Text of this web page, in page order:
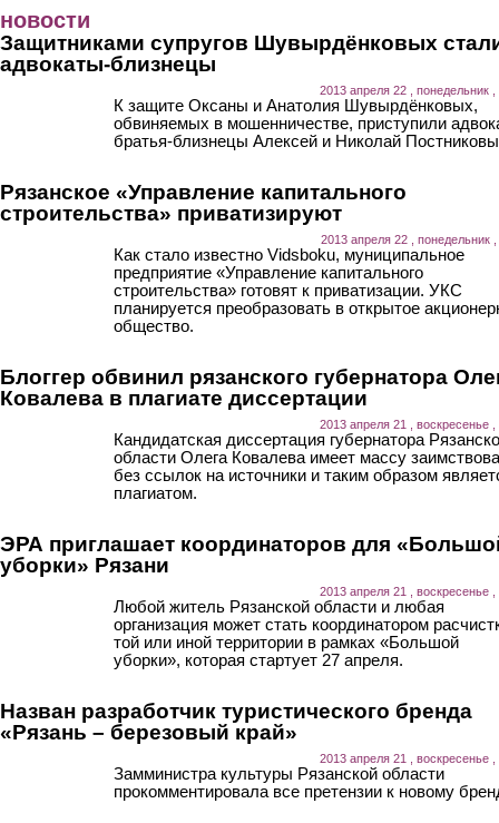
новости
Защитниками супругов Шувырдёнковых
адвокаты-близнецы
2013 апреля 22 , понедельник ,
К защите Оксаны и Анатолия Шувырдёнковых,
обвиняемых в мошенничестве, приступили
братья-близнецы Алексей и Николай
Рязанское «Управление капитального
строительства» приватизируют
2013 апреля 22 , понедельник ,
Как стало известно Vidsboku, муниципальное
предприятие «Управление капитального
строительства» готовят к приватизации. УКС
планируется преобразовать в открытое
общество.
Блоггер обвинил рязанского губернатора
Ковалева в плагиате диссертации
2013 апреля 21 , воскресенье ,
Кандидатская диссертация губернатора
области Олега Ковалева имеет массу
без ссылок на источники и таким образом
плагиатом.
ЭРА приглашает координаторов для
уборки» Рязани
2013 апреля 21 , воскресенье ,
Любой житель Рязанской области и любая
организация может стать координатором
той или иной территории в рамках «Большой
уборки», которая стартует 27 апреля.
Назван разработчик туристического бренда
«Рязань – березовый край»
2013 апреля 21 , воскресенье ,
Замминистра культуры Рязанской области
прокомментировала все претензии к новому